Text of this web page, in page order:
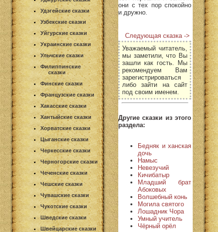
Удэгейские сказки
Узбекские сказки
Уйгурские сказки
Украинские сказки
Ульчские сказки
Филиппинские
сказки
Финские сказки
Французские сказки
Хакасские сказки
Хантыйские сказки
Хорватские сказки
Цыганские сказки
Черкесские сказки
Черногорские сказки
Чеченские сказки
Чешские сказки
Чувашские сказки
Чукотские сказки
Шведские сказки
Швейцарские сказки
они с тех пор спокойно
и дружно.
Следующая сказка ->
Уважаемый читатель,
мы заметили, что Вы
зашли как гость. Мы
рекомендуем Вам
зарегистрироваться
либо зайти на сайт
под своим именем.
Другие сказки из этого
раздела:
Бедняк и ханская
дочь
Намыс
Невезучий
Кичибатыр
Младший брат
Абоковых
Волшебный конь
Могила святого
Лошадник Чора
Умный учитель
Чёрный орёл